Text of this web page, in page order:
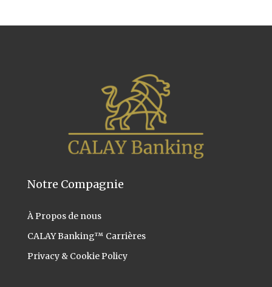
Notre Compagnie
À Propos de nous
CALAY Banking™ Carrières
Privacy & Cookie Policy